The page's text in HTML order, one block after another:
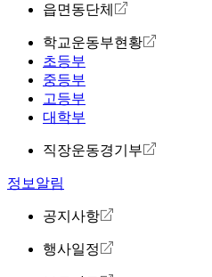
읍면동단체
학교운동부현황
초등부
중등부
고등부
대학부
직장운동경기부
정보알림
공지사항
행사일정